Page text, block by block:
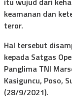
keamanan dan
teror.
Hal tersebut
kepada Satgas
Panglima TNI
Kasiguncu, Poso,
(28/9/2021).